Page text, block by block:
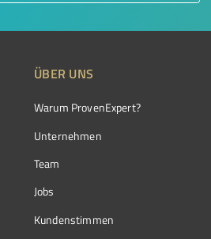
ÜBER UNS
Warum ProvenExpert?
Unternehmen
Team
Jobs
Kundenstimmen